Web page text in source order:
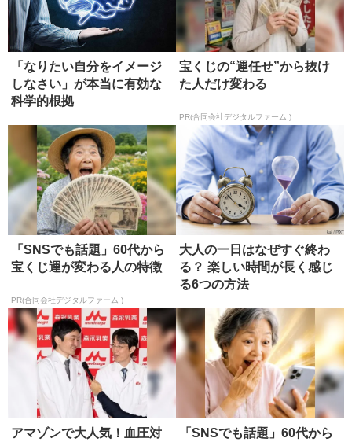
「なりたい自分をイメージ
しなさい」が本当に有効な
科学的根拠
宝くじの“運任せ”から抜け
た人だけ変わる
PR(合同会社デジタルファーム )
「SNSでも話題」60代から
宝くじ運が変わる人の特徴
PR(合同会社デジタルファーム )
大人の一日はなぜすぐ終わ
る？ 楽しい時間が長く感じ
る6つの方法
アマゾンで大人気！血圧対
「SNSでも話題」60代から